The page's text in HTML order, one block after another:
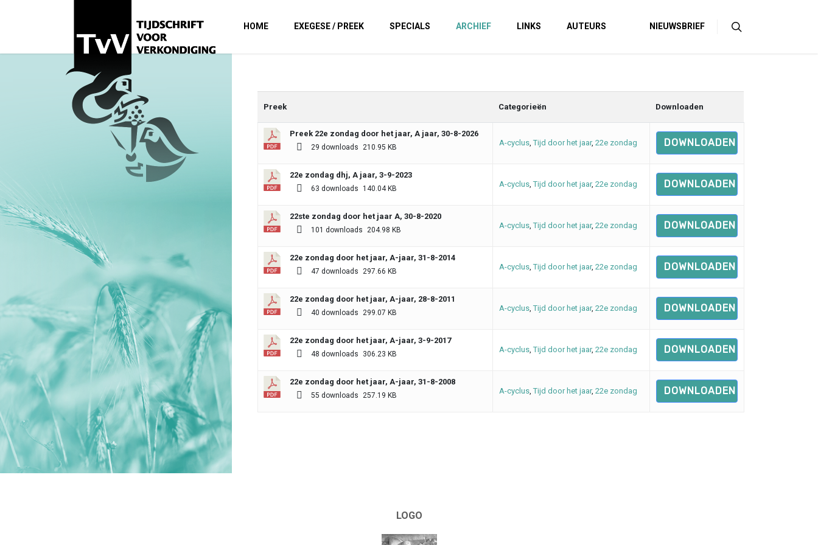
HOME EXEGESE / PREEK SPECIALS ARCHIEF LINKS AUTEURS NIEUWSBRIEF
Preek Categorieën Downloaden
Preek 22e zondag door het jaar, A jaar, 30-8-2026
29 downloads 210.95 KB
A-cyclus,Tijd door het jaar, 22e zondag DOWNLOADEN
22e zondag dhj, A jaar, 3-9-2023
63 downloads 140.04 KB
A-cyclus,Tijd door het jaar, 22e zondag DOWNLOADEN
22ste zondag door het jaar A, 30-8-2020
101 downloads 204.98 KB
A-cyclus,Tijd door het jaar, 22e zondag DOWNLOADEN
22e zondag door het jaar, A-jaar, 31-8-2014
47 downloads 297.66 KB
A-cyclus,Tijd door het jaar, 22e zondag DOWNLOADEN
22e zondag door het jaar, A-jaar, 28-8-2011
40 downloads 299.07 KB
A-cyclus,Tijd door het jaar, 22e zondag DOWNLOADEN
22e zondag door het jaar, A-jaar, 3-9-2017
48 downloads 306.23 KB
A-cyclus,Tijd door het jaar, 22e zondag DOWNLOADEN
22e zondag door het jaar, A-jaar, 31-8-2008
55 downloads 257.19 KB
A-cyclus,Tijd door het jaar, 22e zondag DOWNLOADEN
LOGO